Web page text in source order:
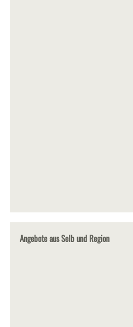
Angebote aus Selb und Region